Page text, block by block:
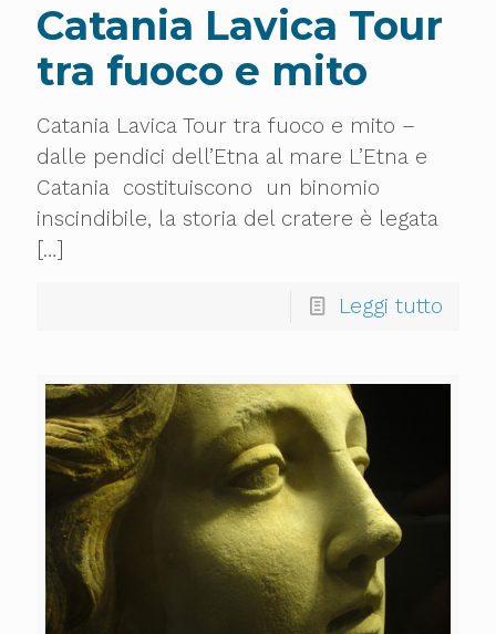
Catania Lavica Tour
tra fuoco e mito
Catania Lavica Tour tra fuoco e mito –
dalle pendici dell’Etna al mare L’Etna e
Catania costituiscono un binomio
inscindibile, la storia del cratere è legata
[…]
Leggi tutto